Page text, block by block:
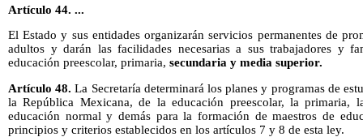
Artículo 44. ...
El Estado y sus entidades organizarán servicios permanentes de
adultos y darán las facilidades necesarias a sus trabajadores y
educación preescolar, primaria, secundaria y media superior.
Artículo 48. La Secretaría determinará los planes y programas de
la República Mexicana, de la educación preescolar, la primaria,
educación normal y demás para la formación de maestros de
principios y criterios establecidos en los artículos 7 y 8 de esta ley.